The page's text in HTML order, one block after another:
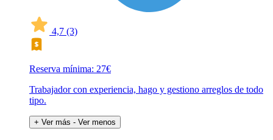
4,7 (3)
Reserva mínima: 27€
Trabajador con experiencia, hago y gestiono arreglos de todo
tipo.
+ Ver más - Ver menos